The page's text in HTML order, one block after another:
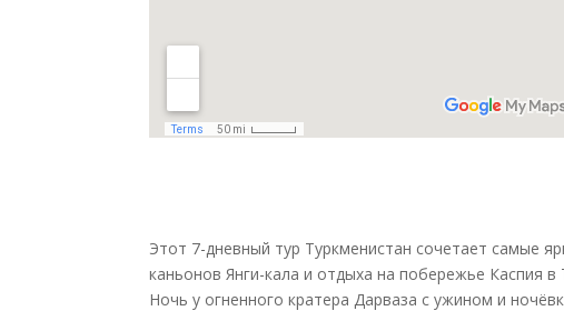
Этот 7-дневный тур Туркменистан сочетает самые
каньонов Янги-кала и отдыха на побережье Каспия
Ночь у огненного кратера Дарваза с ужином и